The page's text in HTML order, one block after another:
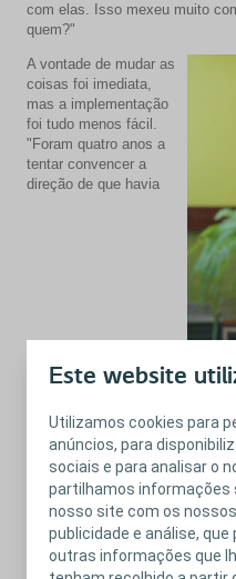
Este website
Utilizamos cookies para
anúncios, para
sociais e para analisar o
partilhamos informações
nosso site com os
publicidade e análise,
outras informações que
com elas. Isso mexeu muito
quem?"
A vontade de mudar as
coisas foi imediata,
mas a implementação
foi tudo menos fácil.
"Foram quatro anos a
tentar convencer a
direção de que havia
necessidade. Disseram-me
Tive de fazer levantamentos
Só em 2009, com o apoio do
depois de realizar uma pós-
conseguiu criar oficialmente a
passaram por lá centenas de